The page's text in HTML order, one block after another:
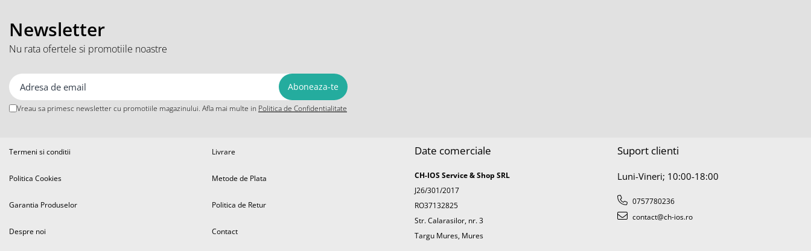
iPhone 14 Plus
iPhone 14 Pro
iPhone 15
iPhone 15 Plus
iPhone 15 Pro
iPhone 16 Pro
iPhone 5
iPhone 6
Newsletter
Nu rata ofertele si promotiile noastre
Vreau sa primesc newsletter cu promotiile magazinului. Afla mai multe in Politica de Confidentialitate
Termeni si conditii
Politica Cookies
Garantia Produselor
Despre noi
Livrare
Metode de Plata
Politica de Retur
Contact
Date comerciale
CH-IOS Service & Shop SRL
J26/301/2017
RO37132825
Str. Calarasilor, nr. 3
Targu Mures, Mures
Suport clienti
Luni-Vineri; 10:00-18:00
0757780236
contact@ch-ios.ro